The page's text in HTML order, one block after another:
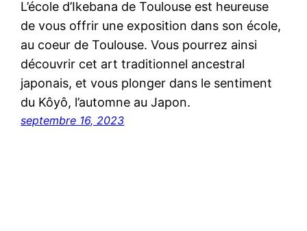
L’école d’Ikebana de Toulouse est heureuse
de vous offrir une exposition dans son école,
au coeur de Toulouse. Vous pourrez ainsi
découvrir cet art traditionnel ancestral
japonais, et vous plonger dans le sentiment
du Kôyô, l’automne au Japon.
septembre 16, 2023